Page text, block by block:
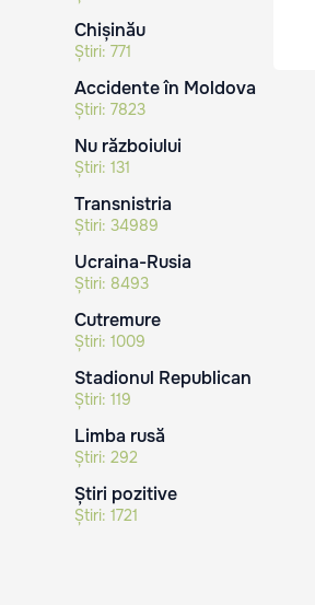
Chișinău
Știri: 771
Accidente în Moldova
Știri: 7823
Nu războiului
Știri: 131
Transnistria
Știri: 34989
Ucraina-Rusia
Știri: 8493
Cutremure
Știri: 1009
Stadionul Republican
Știri: 119
Limba rusă
Știri: 292
Știri pozitive
Știri: 1721